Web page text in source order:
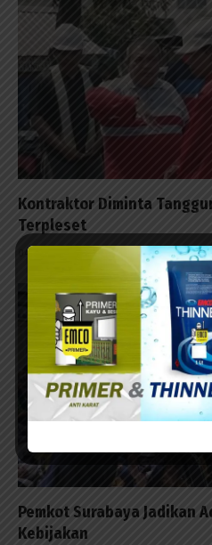
Kontraktor Diminta
Terpleset
04/08/2026 - 13:53
Pemkot Surabaya Jadikan
Kebijakan